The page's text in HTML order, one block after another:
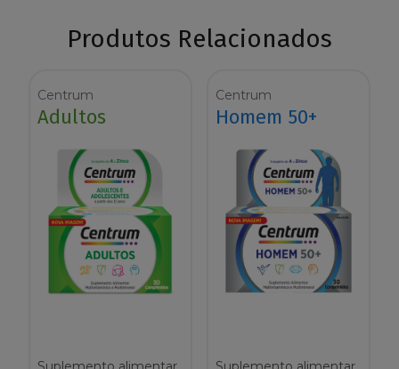
Produtos Relacionados
Centrum
Adultos
Centrum
Homem 50+